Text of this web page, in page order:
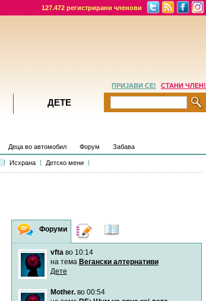
127.472 регистрирани членови
Исхрана Детско мени
Деца во автомобил Форум Забава
Форуми Дневници
vftaво 10:14
на тема Вегански алтернативи
Дете
Mother.во 00:54
ПРИЈАВИ СЕ! СТАНИ ЧЛЕН!
ДЕТЕ